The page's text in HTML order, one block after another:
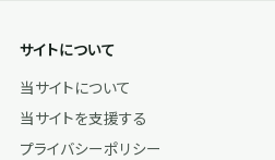
サイトについて
当サイトについて
当サイトを支援する
プライバシーポリシー